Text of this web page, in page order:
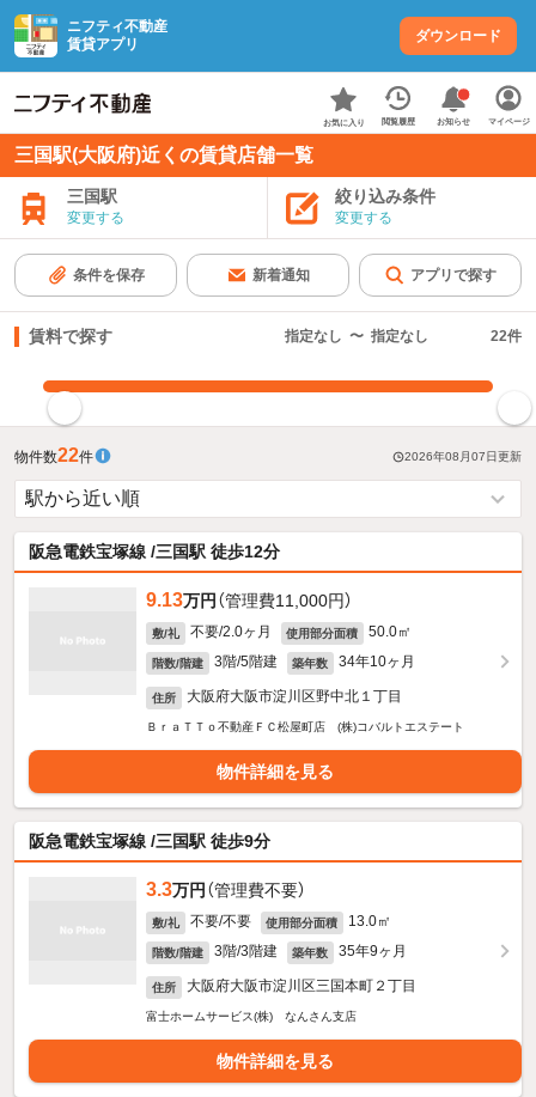
ニフティ不動産
賃貸アプリ
ダウンロード
お気に入り 閲覧履歴 お知らせ マイページ
三国駅(大阪府)近くの賃貸店舗一覧
三国駅
変更する
絞り込み条件
変更する
条件を保存 新着通知 アプリで探す
賃料で探す 指定なし 〜 指定なし 22件
物件数22件 2026年08月07日更新
阪急電鉄宝塚線 /三国駅 徒歩12分
9.13万円 （管理費11,000円）
敷/礼 不要/2.0ヶ月 使用部分面積 50.0㎡
階数/階建 3階/5階建 築年数 34年10ヶ月
住所 大阪府大阪市淀川区野中北１丁目
ＢｒａＴＴｏ不動産ＦＣ松屋町店 (株)コバルトエステート
物件詳細を見る
阪急電鉄宝塚線 /三国駅 徒歩9分
3.3万円 （管理費不要）
敷/礼 不要/不要 使用部分面積 13.0㎡
階数/階建 3階/3階建 築年数 35年9ヶ月
住所 大阪府大阪市淀川区三国本町２丁目
富士ホームサービス(株) なんさん支店
物件詳細を見る